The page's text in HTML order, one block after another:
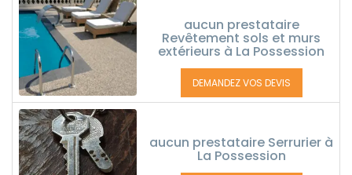
aucun prestataire
Revêtement sols et murs
extérieurs à La Possession
DEMANDEZ VOS DEVIS
aucun prestataire Serrurier à
La Possession